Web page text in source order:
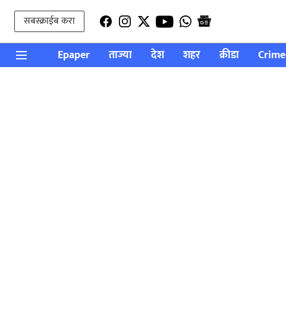
सबस्क्राईब करा
Epaper ताज्या देश शहर क्रीडा Crime